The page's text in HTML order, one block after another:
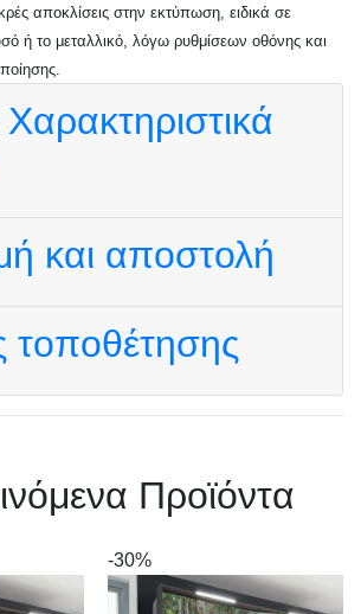
αποκλίσεις στην εκτύπωση, ειδικά σε
ή το μεταλλικό, λόγω ρυθμίσεων οθόνης και
Χαρακτηριστικά
και αποστολή
τοποθέτησης
Προϊόντα
-30%